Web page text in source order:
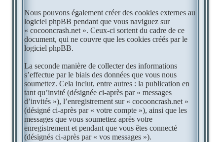
Nous pouvons également créer des cookies externes au
logiciel phpBB pendant que vous naviguez sur
« cocooncrash.net ». Ceux-ci sortent du cadre de ce
document, qui ne couvre que les cookies créés par le
logiciel phpBB.
La seconde manière de collecter des informations
s’effectue par le biais des données que vous nous
soumettez. Cela inclut, entre autres : la publication en
tant qu’invité (désignée ci-après par « messages
d’invités »), l’enregistrement sur « cocooncrash.net »
(désigné ci-après par « votre compte »), ainsi que les
messages que vous soumettez après votre
enregistrement et pendant que vous êtes connecté
(désignés ci-après par « vos messages »).